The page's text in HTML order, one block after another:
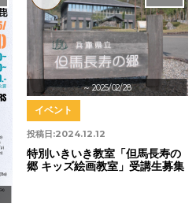
～ 2025/02/28
投稿日:2024.12.12
イベント
特別いきいき教室「但馬長寿の
郷 キッズ絵画教室」受講生募集